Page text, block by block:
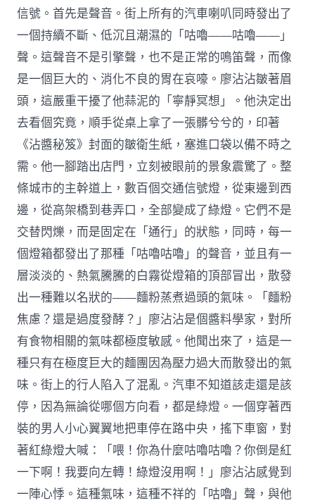
信號。首先是聲音。街上所有的汽車喇叭同時發出了
一個持續不斷、低沉且潮濕的「咕嚕——咕嚕——」
聲。這聲音不是引擎聲，也不是正常的鳴笛聲，而像
是一個巨大的、消化不良的胃在哀嚎。廖沾沾皺著眉
頭，這嚴重干擾了他蒜泥的「寧靜冥想」。他決定出
去看個究竟，順手從桌上拿了一張髒兮兮的，印著
《沾醬秘笈》封面的皺衛生紙，塞進口袋以備不時之
需。他一腳踏出店門，立刻被眼前的景象震驚了。整
條城市的主幹道上，數百個交通信號燈，從東邊到西
邊，從高架橋到巷弄口，全部變成了綠燈。它們不是
交替閃爍，而是固定在「通行」的狀態，同時，每一
個燈箱都發出了那種「咕嚕咕嚕」的聲音，並且有一
層淡淡的、熱氣騰騰的白霧從燈箱的頂部冒出，散發
出一種難以名狀的——麵粉蒸煮過頭的氣味。「麵粉
焦慮？還是過度發酵？」廖沾沾是個醬料學家，對所
有食物相關的氣味都極度敏感。他聞出來了，這是一
種只有在極度巨大的麵團因為壓力過大而散發出的氣
味。街上的行人陷入了混亂。汽車不知道該走還是該
停，因為無論從哪個方向看，都是綠燈。一個穿著西
裝的男人小心翼翼地把車停在路中央，搖下車窗，對
著紅綠燈大喊：「喂！你為什麼咕嚕咕嚕？你倒是紅
一下啊！我要向左轉！綠燈沒用啊！」廖沾沾感覺到
一陣心悸。這種氣味，這種不祥的「咕嚕」聲，與他